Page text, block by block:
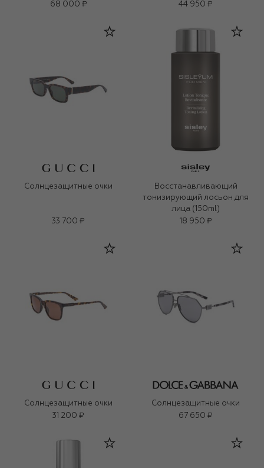
68 000 ₽
44 950 ₽
Солнцезащитные очки
33 700 ₽
Восстанавливающий
тонизирующий лосьон для
лица (150ml)
18 950 ₽
Солнцезащитные очки
31 200 ₽
Солнцезащитные очки
67 650 ₽